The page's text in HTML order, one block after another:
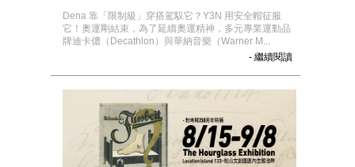
Dena 靠「限制級」穿搭駕馭它？Y3N 用安全帽征服
它！奧運剛結束，為了延續奧運精神，多元專業運動品
牌迪卡儂（Decathlon）與華納音樂（Warner M...
- 繼續閱讀